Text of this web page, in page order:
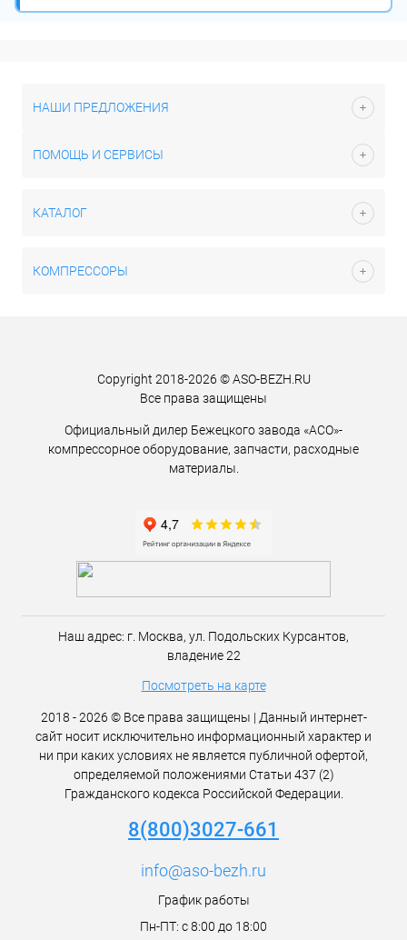
НАШИ ПРЕДЛОЖЕНИЯ
ПОМОЩЬ И СЕРВИСЫ
КАТАЛОГ
КОМПРЕССОРЫ
Copyright 2018-2026 © ASO-BEZH.RU
Все права защищены
Официальный дилер Бежецкого завода «АСО»-
компрессорное оборудование, запчасти, расходные
материалы.
Наш адрес: г. Москва, ул. Подольских Курсантов,
владение 22
Посмотреть на карте
2018 - 2026 © Все права защищены | Данный интернет-
сайт носит исключительно информационный характер и
ни при каких условиях не является публичной офертой,
определяемой положениями Статьи 437 (2)
Гражданского кодекса Российской Федерации.
8(800)3027-661
info@aso-bezh.ru
График работы
Пн-ПТ: с 8:00 до 18:00